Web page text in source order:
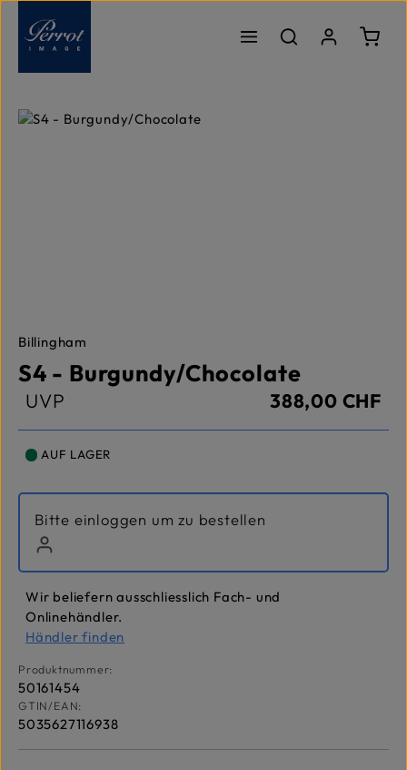
Zum Hauptinhalt springen
Bildergalerie überspringen
Billingham
S4 - Burgundy/Chocolate
UVP 388,00 CHF
AUF LAGER
Bitte einloggen um zu bestellen
Wir beliefern ausschliesslich Fach- und
Onlinehändler.
Händler finden
Produktnummer:
50161454
GTIN/EAN:
5035627116938